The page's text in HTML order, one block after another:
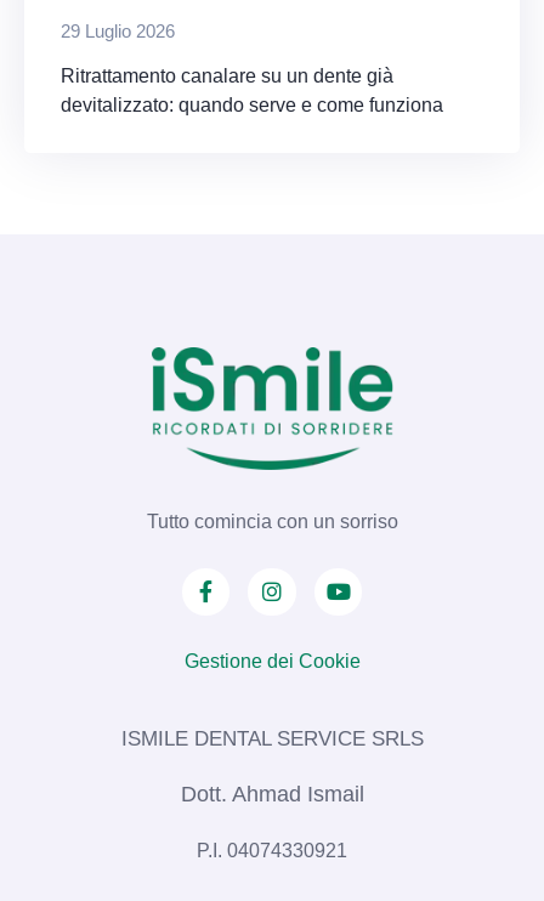
29 Luglio 2026
Ritrattamento canalare su un dente già
devitalizzato: quando serve e come funziona
Tutto comincia con un sorriso
Gestione dei Cookie
ISMILE DENTAL SERVICE SRLS​
Dott. Ahmad Ismail
P.I. 04074330921